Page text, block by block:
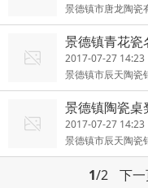
景德镇市唐龙陶瓷
景德镇青花瓷
装饰壁画
2017-07-27 14:23
景德镇市辰天陶瓷
景德镇陶瓷桌
面庭院摆设
2017-07-27 14:23
景德镇市辰天陶瓷
1/2 下